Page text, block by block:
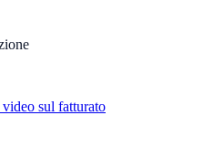
sul fatturato